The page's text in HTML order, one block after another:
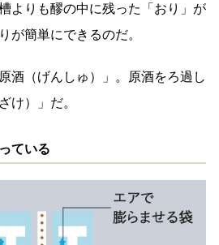
よりも醪の中に残った「おり」が
が簡単にできるのだ。
酒（げんしゅ）」。原酒をろ過し
け）」だ。
ている